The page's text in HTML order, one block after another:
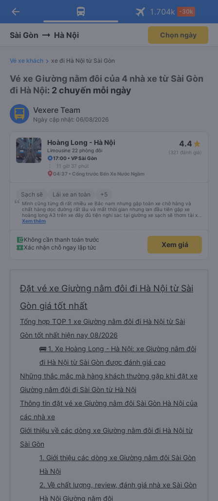
Tải app Vexere ngay!
Nhận ưu đãi thành viên độc
Mở app
Tải app Vexere
-30k/ghế khi đặt vé máy bay qua
Mở app
arrow_back 1.704k -30k
Sài Gòn Hà Nội Chọn ngày
Vé xe khách xe đi Hà Nội từ Sài Gòn
Vé xe Giường nằm đôi của 4 nhà xe từ Sài Gòn
đi Hà Nội: 2 chuyến mỗi ngày
Vexere Team
Ngày cập nhật: 06/08/2026
Hoàng Long - Hà Nội
Limousine 22 phòng đôi
4.4
(321 đánh giá)
17:00 • VP Sài Gòn
11 giờ 37 phút
04:37 • Cổng trước Bến Xe Nước Ngầm
Sạch sẽ Lái xe an toàn +5
Mình cũng từng đi rất nhiều xe Bắc nam nhưng gặp toàn xe chở hàng và
chất hàng dọc đường rất lâu và mất thời gian nhưng lan đầu tiên gặp xe
hoàng long A3 trên xe đây đủ tiện nghi sac tại giường xe sạch sẽ thơm tài xế
lo xe thoải mái vui tính sẽ con ung hô nhe
Xem thêm
Không cần thanh toán trước
Xác nhận chỗ ngay lập tức
Xem giá
Đặt vé xe Giường nằm đôi đi Hà Nội từ Sài
Gòn giá tốt nhất
Tổng hợp TOP 1 xe Giường nằm đôi đi Hà Nội từ Sài
Gòn tốt nhất hiện nay 08/2026
🚌 1. Xe Hoàng Long - Hà Nội: xe Giường nằm đôi
đi Hà Nội từ Sài Gòn được đánh giá cao
Những thắc mắc mà hàng khách thường gặp khi đặt xe
Giường nằm đôi đi Sài Gòn từ Hà Nội
Thông tin đặt vé xe Giường nằm đôi Sài Gòn Hà Nội của
các nhà xe
Giới thiệu về các dòng xe Giường nằm đôi đi Hà Nội từ
Sài Gòn
1. Giới thiệu các dòng xe Giường nằm đôi Sài Gòn
Hà Nội
2. Về chất lượng, review, đánh giá nhà xe Sài Gòn
Hà Nội Giường nằm đôi